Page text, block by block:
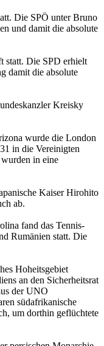
Die SPÖ unter Bruno
und damit die absolute
statt. Die SPD erhielt
damit die absolute
Kreisky
wurde die London
in die Vereinigten
in eine
Kaiser Hirohito
ab.
fand das Tennis-
Rumänien statt. Die
Hoheitsgebiet
an den Sicherheitsrat
der UNO
südafrikanische
um dorthin geflüchtete